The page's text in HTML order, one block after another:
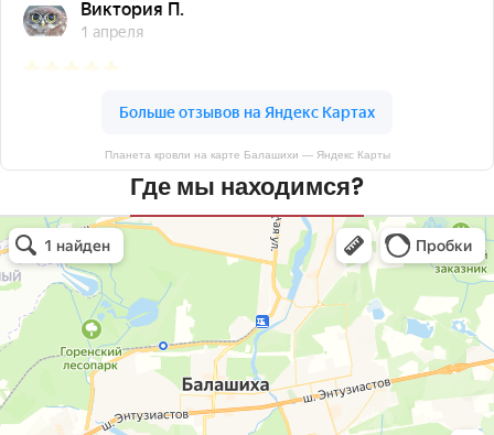
Планета кровли на карте Балашихи — Яндекс Карты
Где мы находимся?
Планета кровли
Кровля и кровельные материалы в Балашихе
Окна в Балашихе